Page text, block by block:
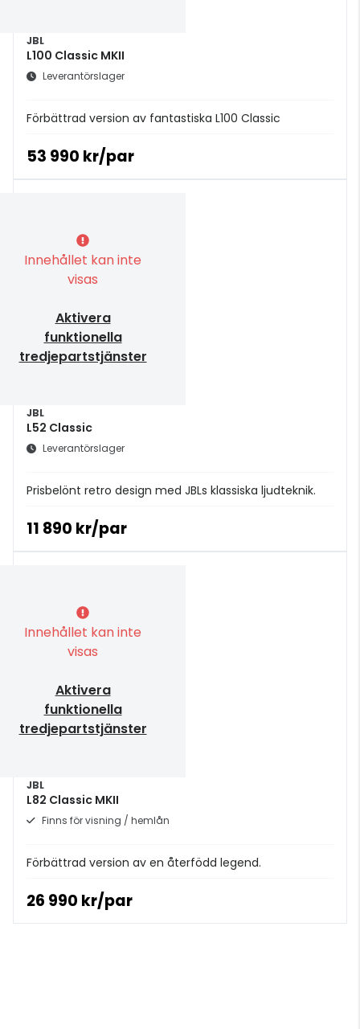
JBL
L100 Classic MKII
Leverantörslager
Förbättrad version av fantastiska L100 Classic
53 990 kr/par
Innehållet kan inte
visas
Aktivera
funktionella
tredjepartstjänster
JBL
L52 Classic
Leverantörslager
Prisbelönt retro design med JBLs klassiska ljudteknik.
11 890 kr/par
Innehållet kan inte
visas
Aktivera
funktionella
tredjepartstjänster
JBL
L82 Classic MKII
Finns för visning / hemlån
Förbättrad version av en återfödd legend.
26 990 kr/par